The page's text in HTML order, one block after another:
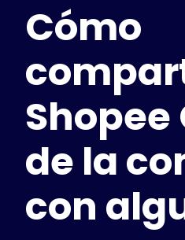
Para
Para
Para
Tiendas
Cómo
de la
con